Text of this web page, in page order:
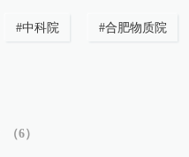
#中科院 #合肥物质院
（6）